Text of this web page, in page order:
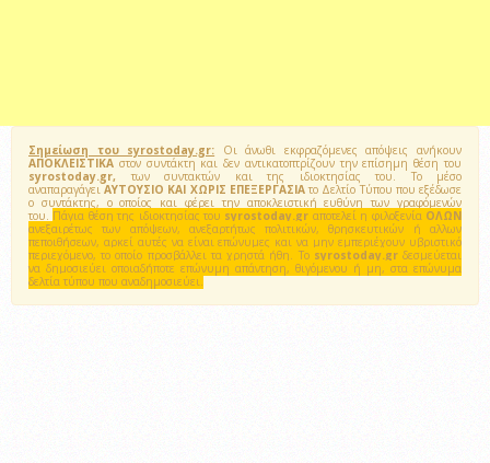
Σημείωση του syrostoday.gr: Οι άνωθι εκφραζόμενες απόψεις ανήκουν
ΑΠΟΚΛΕΙΣΤΙΚΑ στον συντάκτη και δεν αντικατοπτρίζουν την επίσημη θέση του
syrostoday.gr, των συντακτών και της ιδιοκτησίας του. Το μέσο
αναπαραγάγειΑΥΤΟΥΣΙΟ ΚΑΙ ΧΩΡΙΣ ΕΠΕΞΕΡΓΑΣΙΑτο Δελτίο Τύπου που εξέδωσε
ο συντάκτης, ο οποίος και φέρει την αποκλειστική ευθύνη των γραφόμενών
του. Πάγια θέση της ιδιοκτησίας του syrostoday.gr αποτελεί η φιλοξενία ΟΛΩΝ
ανεξαιρέτως των απόψεων, ανεξαρτήτως πολιτικών, θρησκευτικών ή αλλων
πεποιθήσεων, αρκεί αυτές να είναι επώνυμες και να μην εμπεριέχουν υβριστικό
περιεχόμενο, το οποίο προσβάλλει τα χρηστά ήθη. Το syrostoday.grδεσμεύεται
να δημοσιεύει οποιαδήποτε επώνυμη απάντηση, θιγόμενου ή μη, στα επώνυμα
δελτία τύπου που αναδημοσιεύει.